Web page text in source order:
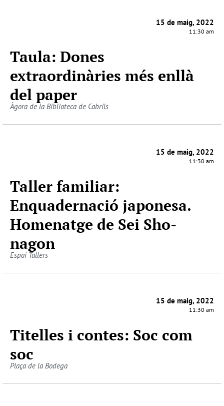
15 de maig, 2022
11:30 am
Taula: Dones
extraordinàries més enllà
del paper
Àgora de la Biblioteca de Cabrils
15 de maig, 2022
11:30 am
Taller familiar:
Enquadernació japonesa.
Homenatge de Sei Sho-
nagon
Espai Tallers
15 de maig, 2022
11:30 am
Titelles i contes: Soc com
soc
Plaça de la Bodega